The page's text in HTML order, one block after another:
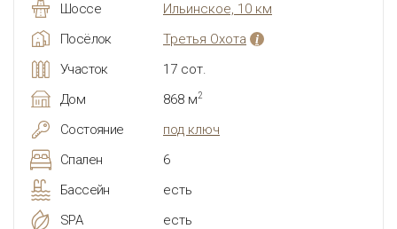
Шоссе
Ильинское, 10 км
Посёлок
Третья Охота i
Участок
17 сот.
Дом
868 м2
Состояние
под ключ
Спален
6
Бассейн
есть
SPA
есть